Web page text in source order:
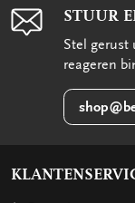
STUUR
Stel gerust
reageren